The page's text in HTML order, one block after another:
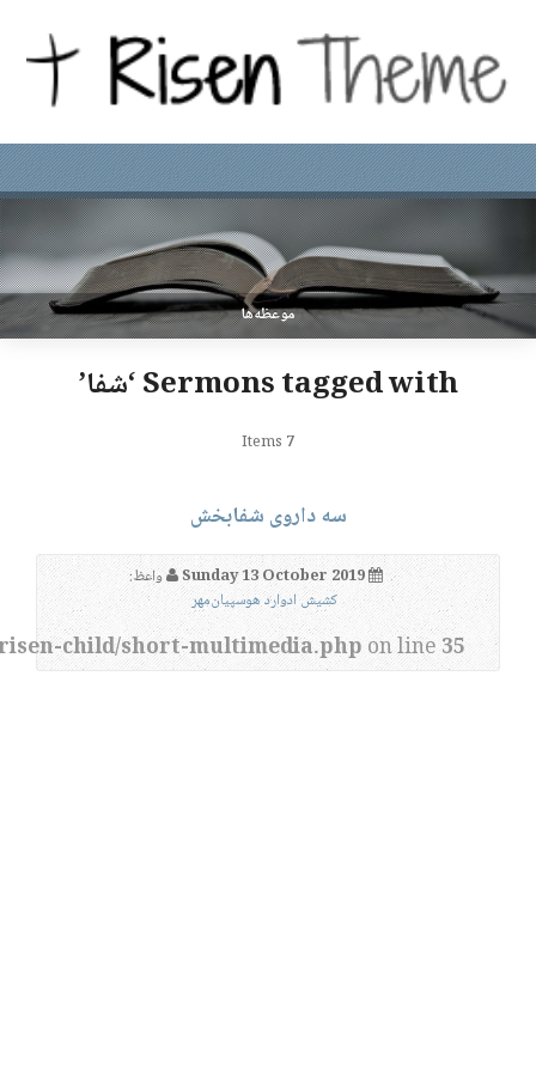
موعظه‌ها
Sermons tagged with ‘شفا’
7
سه داروی شفابخش
Sunday 13 October 2019
واعظ:
کشیش ادوارد هوسپیان‌مهر
child/short-multimedia.php on line 35